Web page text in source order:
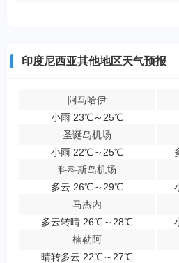
印度尼西亚其他地区天气预报
阿马哈伊
小雨 23℃～25℃
圣诞岛机场
小雨 22℃～25℃
科科斯岛机场
多云 26℃～29℃
马杰内
多云转晴 26℃～28℃
楠勒阿
晴转多云 22℃～27℃